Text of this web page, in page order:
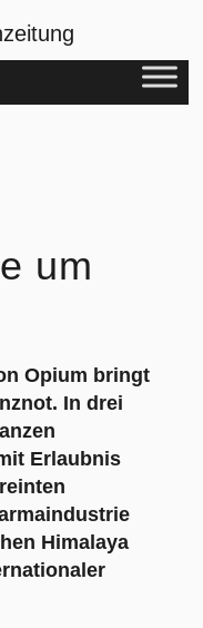
um
Opium bringt
In drei
Erlaubnis
Himalaya